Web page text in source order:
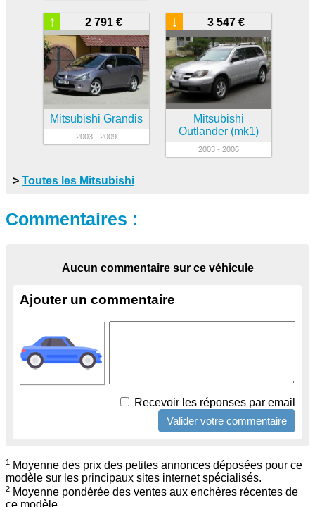
2 791 €
↑
Mitsubishi Grandis
2003 - 2009
3 547 €
↓
Mitsubishi
Outlander (mk1)
2003 - 2006
> Toutes les Mitsubishi
Commentaires :
Aucun commentaire sur ce véhicule
Ajouter un commentaire
Recevoir les réponses par email
1
Moyenne des prix des petites annonces déposées pour ce
modèle sur les principaux sites internet spécialisés.
2 Moyenne pondérée des ventes aux enchères récentes de